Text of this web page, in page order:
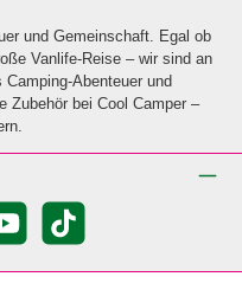
und Gemeinschaft. Egal ob
Vanlife-Reise – wir sind an
Abenteuer und
Zubehör bei Cool Camper –
TikTok